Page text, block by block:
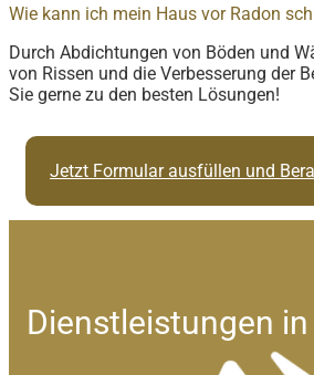
Wie kann ich mein Haus vor Radon
Durch Abdichtungen von Böden und
von Rissen und die Verbesserung der
Sie gerne zu den besten Lösungen!
Jetzt Formular ausfüllen und
Dienstleistungen in